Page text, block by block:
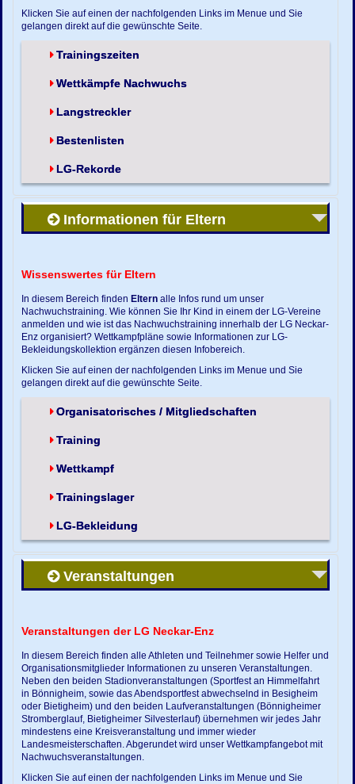
Klicken Sie auf einen der nachfolgenden Links im Menue und Sie
gelangen direkt auf die gewünschte Seite.
Trainingszeiten
Wettkämpfe Nachwuchs
Langstreckler
Bestenlisten
LG-Rekorde
Informationen für Eltern
Wissenswertes für Eltern
In diesem Bereich finden Eltern alle Infos rund um unser
Nachwuchstraining. Wie können Sie Ihr Kind in einem der LG-Vereine
anmelden und wie ist das Nachwuchstraining innerhalb der LG Neckar-
Enz organisiert? Wettkampfpläne sowie Informationen zur LG-
Bekleidungskollektion ergänzen diesen Infobereich.
Klicken Sie auf einen der nachfolgenden Links im Menue und Sie
gelangen direkt auf die gewünschte Seite.
Organisatorisches / Mitgliedschaften
Training
Wettkampf
Trainingslager
LG-Bekleidung
Veranstaltungen
Veranstaltungen der LG Neckar-Enz
In diesem Bereich finden alle Athleten und Teilnehmer sowie Helfer und
Organisationsmitglieder Informationen zu unseren Veranstaltungen.
Neben den beiden Stadionveranstaltungen (Sportfest an Himmelfahrt
in Bönnigheim, sowie das Abendsportfest abwechselnd in Besigheim
oder Bietigheim) und den beiden Laufveranstaltungen (Bönnigheimer
Stromberglauf, Bietigheimer Silvesterlauf) übernehmen wir jedes Jahr
mindestens eine Kreisveranstaltung und immer wieder
Landesmeisterschaften. Abgerundet wird unser Wettkampfangebot mit
Nachwuchsveranstaltungen.
Klicken Sie auf einen der nachfolgenden Links im Menue und Sie